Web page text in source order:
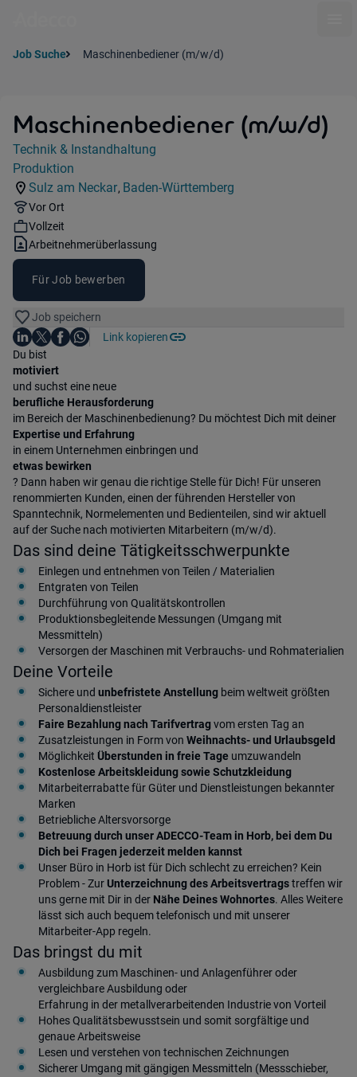
Job Suche Maschinenbediener (m/w/d)
Maschinenbediener (m/w/d)
Jobdetails
Kategorie:
Technik & Instandhaltung
Industry:
Produktion
Standorte:
Sulz am Neckar,
Region:
Baden-Württemberg
Remote Option:
Vor Ort
Workhours:
Vollzeit
Vertragsart:
Arbeitnehmerüberlassung
Für Job bewerben
Job speichern
Teile diesen Job
Auf LinkedIn teilen
Auf X teilen
Auf Facebook teilen
Auf WhatsApp teilen
Link kopieren
Einleitung
Du bist
motiviert
und suchst eine neue
berufliche Herausforderung
im Bereich der Maschinenbedienung? Du möchtest Dich mit deiner
Expertise und Erfahrung
in einem Unternehmen einbringen und
etwas bewirken
? Dann haben wir genau die richtige Stelle für Dich! Für unseren
renommierten Kunden, einen der führenden Hersteller von
Spanntechnik, Normelementen und Bedienteilen, sind wir aktuell
auf der Suche nach motivierten Mitarbeitern (m/w/d).
Das sind deine Tätigkeitsschwerpunkte
Einlegen und entnehmen von Teilen / Materialien
Entgraten von Teilen
Durchführung von Qualitätskontrollen
Produktionsbegleitende Messungen (Umgang mit
Messmitteln)
Versorgen der Maschinen mit Verbrauchs- und Rohmaterialien
Deine Vorteile
Sichere und unbefristete Anstellung beim weltweit größten
Personaldienstleister
Faire Bezahlung nach Tarifvertragvom ersten Tag an
Zusatzleistungen in Form von Weihnachts- und Urlaubsgeld
Möglichkeit Überstunden in freie Tage umzuwandeln
Kostenlose Arbeitskleidung sowie Schutzkleidung
Mitarbeiterrabatte für Güter und Dienstleistungen bekannter
Marken
Betriebliche Altersvorsorge
Betreuung durch unser ADECCO-Team in Horb, bei dem Du
Dich bei Fragen jederzeit melden kannst
Unser Büro in Horb ist für Dich schlecht zu erreichen? Kein
Problem - ZurUnterzeichnung des Arbeitsvertragstreffen wir
uns gerne mit Dir in der Nähe Deines Wohnortes. Alles Weitere
lässt sich auch bequem telefonisch und mit unserer
Mitarbeiter-App regeln.
Das bringst du mit
Ausbildung zum Maschinen- und Anlagenführer oder
vergleichbare Ausbildung oder
Erfahrung in der metallverarbeitenden Industrie von Vorteil
Hohes Qualitätsbewusstsein und somit sorgfältige und
genaue Arbeitsweise
Lesen und verstehen von technischen Zeichnungen
Sicherer Umgang mit gängigen Messmitteln (Messschieber,